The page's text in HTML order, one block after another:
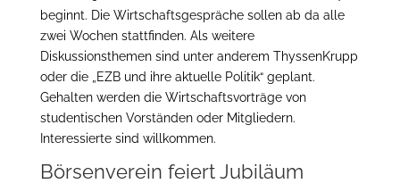
beginnt. Die Wirtschaftsgespräche sollen ab da alle
zwei Wochen stattfinden. Als weitere
Diskussionsthemen sind unter anderem ThyssenKrupp
oder die „EZB und ihre aktuelle Politik“ geplant.
Gehalten werden die Wirtschaftsvorträge von
studentischen Vorständen oder Mitgliedern.
Interessierte sind willkommen.
Börsenverein feiert Jubiläum